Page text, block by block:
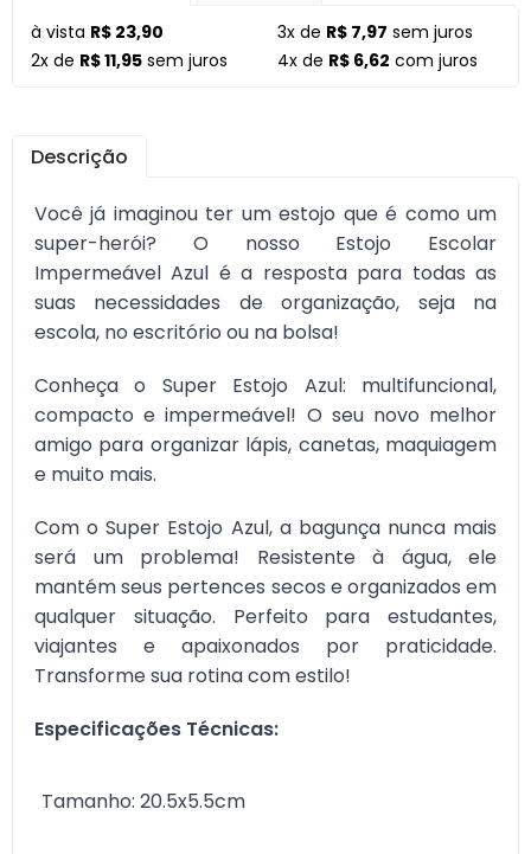
à vista R$ 23,90
2x de R$ 11,95 sem juros
3x de R$ 7,97 sem juros
4x de R$ 6,62 com juros
Descrição
Você já imaginou ter um estojo que é como um
super-herói? O nosso Estojo Escolar
Impermeável Azul é a resposta para todas as
suas necessidades de organização, seja na
escola, no escritório ou na bolsa!
Conheça o Super Estojo Azul: multifuncional,
compacto e impermeável! O seu novo melhor
amigo para organizar lápis, canetas, maquiagem
e muito mais.
Com o Super Estojo Azul, a bagunça nunca mais
será um problema! Resistente à água, ele
mantém seus pertences secos e organizados em
qualquer situação. Perfeito para estudantes,
viajantes e apaixonados por praticidade.
Transforme sua rotina com estilo!
Especificações Técnicas:
Tamanho: 20.5x5.5cm